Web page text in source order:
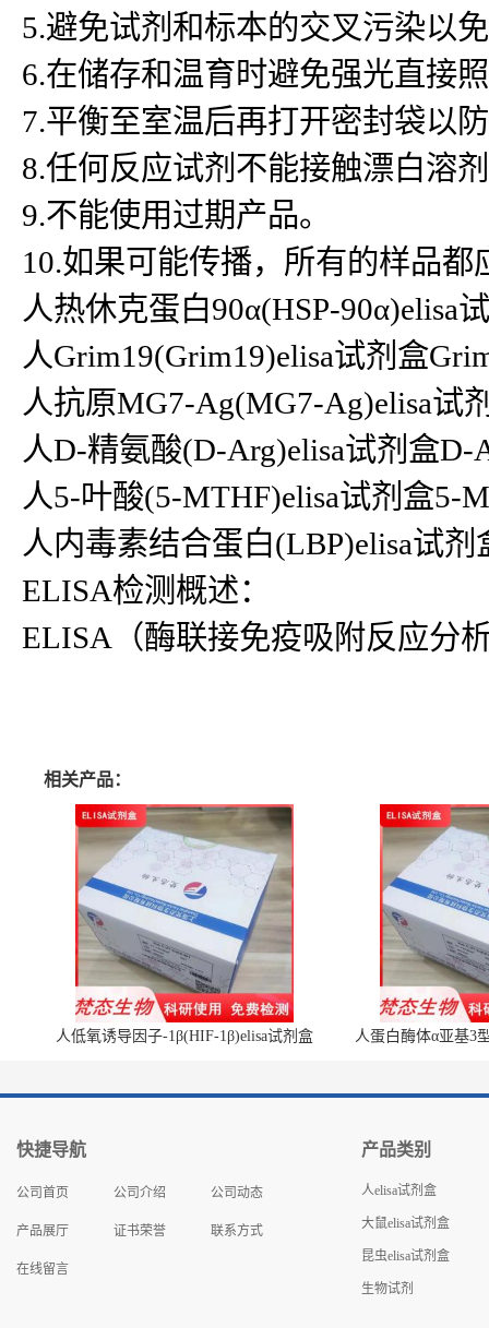
5.避免试剂和标本的交叉污染以
6.在储存和温育时避免强光直接
7.平衡至室温后再打开密封袋以
8.任何反应试剂不能接触漂白溶
9.不能使用过期产品。
10.如果可能传播，所有的样品
人热休克蛋白90α(HSP-90α)elisa
人Grim19(Grim19)elisa试剂盒
人抗原MG7-Ag(MG7-Ag)elisa试
人D-精氨酸(D-Arg)elisa试剂盒
人5-叶酸(5-MTHF)elisa试剂盒5-
人内毒素结合蛋白(LBP)elisa试
ELISA检测概述：
ELISA（酶联接免疫吸附反应分
相关产品：
人低氧诱导因子-1β(HIF-1β)elisa试剂盒 人蛋白酶体α亚基3
快捷导航
公司首页 公司介绍 公司动态
产品展厅 证书荣誉 联系方式
在线留言
产品类别
人elisa试剂盒
大鼠elisa试剂盒
昆虫elisa试剂盒
生物试剂